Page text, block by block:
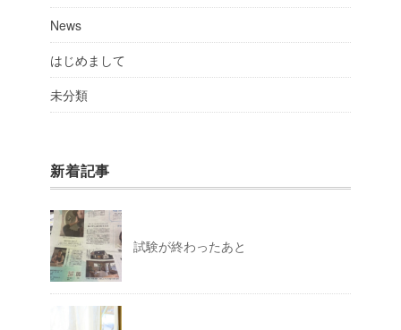
News
はじめまして
未分類
新着記事
試験が終わったあと